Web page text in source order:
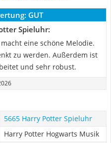
GUT
Spieluhr:
eine schöne Melodie.
zu werden. Außerdem ist
und sehr robust.
5665 Harry Potter Spieluhr
Harry Potter Hogwarts Musik